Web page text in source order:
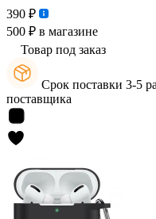
390 ₽
500 ₽ в магазине
Товар под заказ
Срок поставки 3-5
поставщика